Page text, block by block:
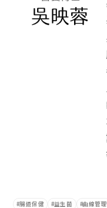
腸道保健 益生菌 曲線管理